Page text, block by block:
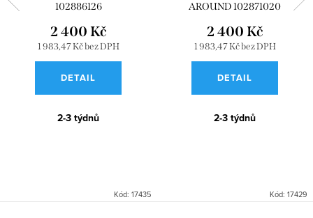
102886126
1 983,47 Kč bez DPH
2 400 Kč
DETAIL
2-3 týdnů
Kód: 17435
AROUND 102871020
1 983,47 Kč bez DPH
2 400 Kč
DETAIL
2-3 týdnů
Kód: 17429